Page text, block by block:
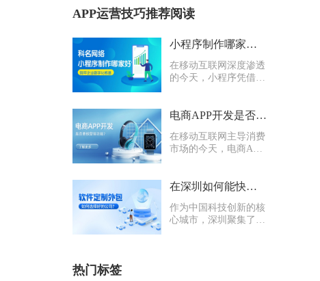
APP运营技巧推荐阅读
小程序制作哪家好？科名网络用专业筑牢企业数字化根基
在移动互联网深度渗透
的今天，小程序凭借轻
打通线上渠道、沉淀私
论是初创商户还是成熟
企业，都纷纷布局小程
电商APP开发是否要多做营销功能
在移动互联网主导消费
市场的今天，电商APP
体。不少企业在开发电
个两难困境：电商APP
开发是否要多做营销功
在深圳如何能快速找到一家优质的软件定制外包公司
作为中国科技创新的核
心城市，深圳聚集了海
热门标签